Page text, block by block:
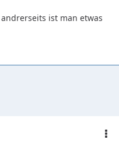
ist man etwas